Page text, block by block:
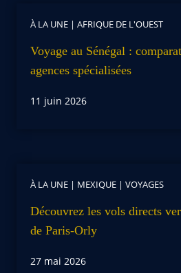
À LA UNE | AFRIQUE DE L'OUEST
Voyage au Sénégal :
agences spécialisées
11 juin 2026
À LA UNE | MEXIQUE | VOYAGES
Découvrez les vols directs
de Paris-Orly
27 mai 2026